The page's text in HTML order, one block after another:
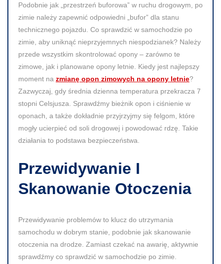
Podobnie jak „przestrzeń buforowa” w ruchu drogowym, po
zimie należy zapewnić odpowiedni „bufor” dla stanu
technicznego pojazdu. Co sprawdzić w samochodzie po
zimie, aby uniknąć nieprzyjemnych niespodzianek? Należy
przede wszystkim skontrolować opony – zarówno te
zimowe, jak i planowane opony letnie. Kiedy jest najlepszy
moment na zmianę opon zimowych na opony letnie?
Zazwyczaj, gdy średnia dzienna temperatura przekracza 7
stopni Celsjusza. Sprawdźmy bieżnik opon i ciśnienie w
oponach, a także dokładnie przyjrzyjmy się felgom, które
mogły ucierpieć od soli drogowej i powodować rdzę. Takie
działania to podstawa bezpieczeństwa.
Przewidywanie I
Skanowanie Otoczenia
Przewidywanie problemów to klucz do utrzymania
samochodu w dobrym stanie, podobnie jak skanowanie
otoczenia na drodze. Zamiast czekać na awarię, aktywnie
sprawdźmy co sprawdzić w samochodzie po zimie.